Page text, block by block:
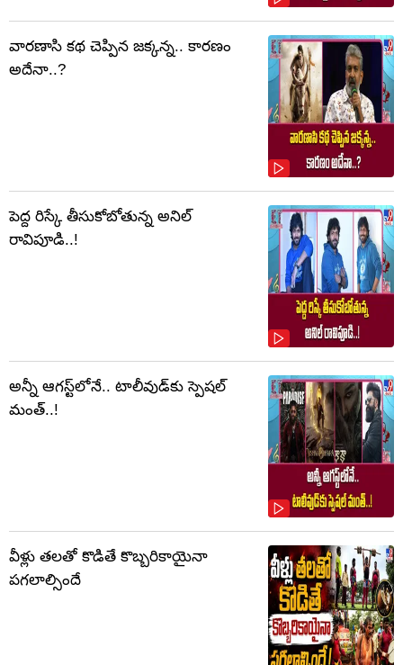
వారణాసి కథ చెప్పిన జక్కన్న.. కారణం
అదేనా..?
పెద్ద రిస్కే తీసుకోబోతున్న అనిల్
రావిపూడి..!
అన్నీ ఆగస్ట్‌లోనే.. టాలీవుడ్‌కు స్పెషల్
మంత్..!
వీళ్లు తలతో కొడితే కొబ్బరికాయైనా
పగలాల్సిందే